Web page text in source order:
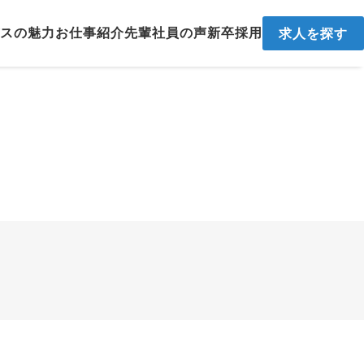
の魅力お仕事紹介先輩社員の声新卒採用 求人を探す